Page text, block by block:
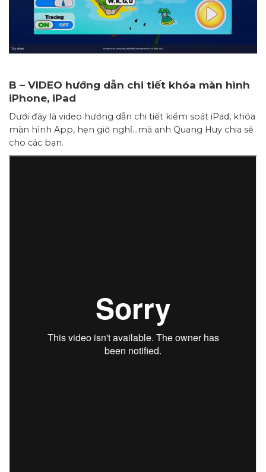
B – VIDEO hướng dẫn chi tiết khóa màn hình
iPhone, iPad
Dưới đây là video hướng dẫn chi tiết kiểm soát iPad, khóa
màn hình App, hẹn giờ nghỉ…mà anh Quang Huy chia sẻ
cho các bạn.